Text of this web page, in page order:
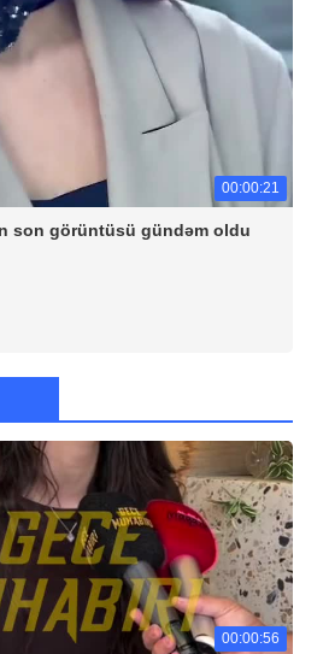
00:00:21
son görüntüsü gündəm oldu
00:00:56